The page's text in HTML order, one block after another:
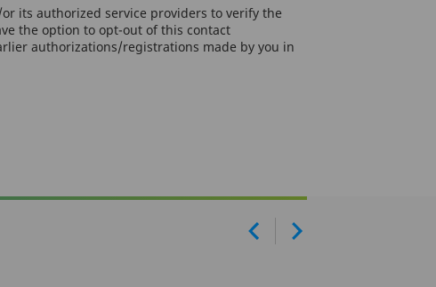
its authorized service providers to verify the
the option to opt-out of this contact
authorizations/registrations made by you in